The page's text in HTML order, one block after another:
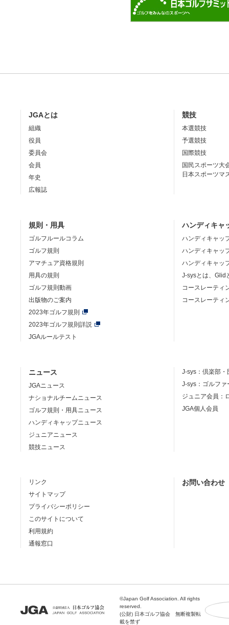
JGAとは
組織
役員
委員会
会員
年史
広報誌
競技
本選競技
予選競技
国際競技
国民スポーツ大
日本スポーツマ
規則・用具
ゴルフルールコラム
ゴルフ規則
アマチュア資格規則
用具の規則
ゴルフ規則動画
出版物のご案内
2023年ゴルフ規則
2023年ゴルフ規則詳説
JGAルールテスト
ハンディキャ
ハンディキャッ
ハンディキャッ
ハンディキャッ
J-sysとは、Glid
コースレーティ
コースレーティ
ニュース
JGAニュース
ナショナルチームニュース
ゴルフ規則・用具ニュース
ハンディキャップニュース
ジュニアニュース
競技ニュース
J-sys： 倶楽部・
J-sys：ゴルファ
ジュニア会員：
JGA個人会員
リンク
サイトマップ
プライバシーポリシー
このサイトについて
利用規約
通報窓口
お問い合わせ
©Japan Golf Association. All rights
reserved.
(公財) 日本ゴルフ協会 無断複製転
載を禁ず